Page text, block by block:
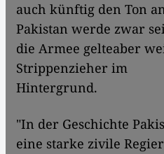
auch künftig den Ton
Pakistan werde zwar
die Armee gelteaber
Strippenzieher im
Hintergrund.
"In der Geschichte
eine starke zivile